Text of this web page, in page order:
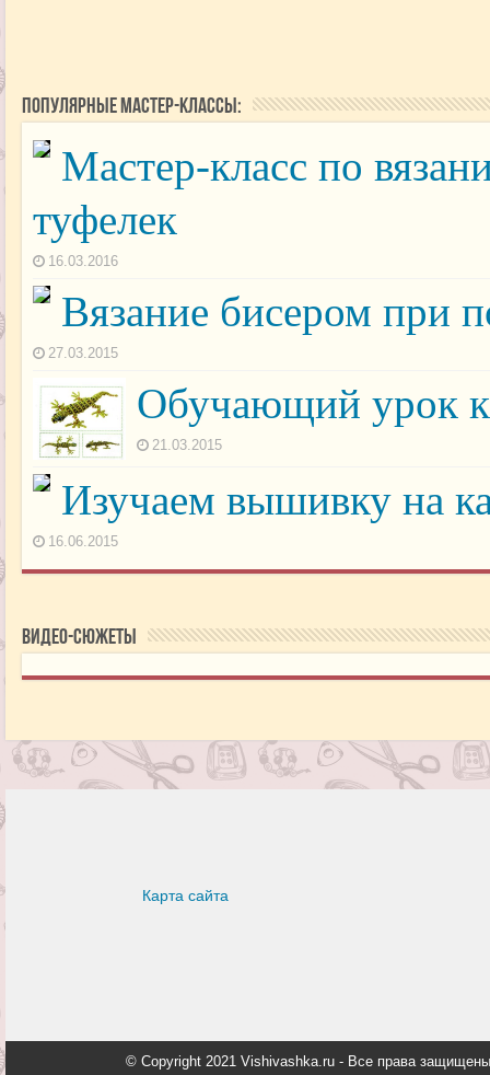
Популярные мастер-классы:
Мастер-класс по
туфелек
16.03.2016
Вязание бисером при
27.03.2015
Обучающий урок
21.03.2015
Изучаем вышивку на
16.06.2015
Видео-сюжеты
Карта сайта
© Copyright 2021 Vishivashka.ru - Все права